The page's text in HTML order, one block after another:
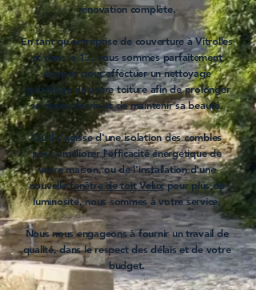
rénovationcomplète.
En tant qu'entreprise de couverture à Vitrolles
et dans le 13, nous sommes parfaitement
équipés pour effectuer unnettoyage
hydrofuge de votre toitureafin de prolonger
sa durée de vie et de maintenir sa beauté.
Qu'il s'agisse d'uneisolation des combles
pour améliorer l'efficacité énergétique de
votre maison, ou de l'installation d'une
nouvellefenêtre de toit Veluxpour plus de
luminosité, nous sommes à votre service.
Nous nous engageons à fournir un travail de
qualité, dans le respect des délais et de votre
budget.